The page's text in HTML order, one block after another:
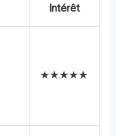
Intérêt
★★★★★